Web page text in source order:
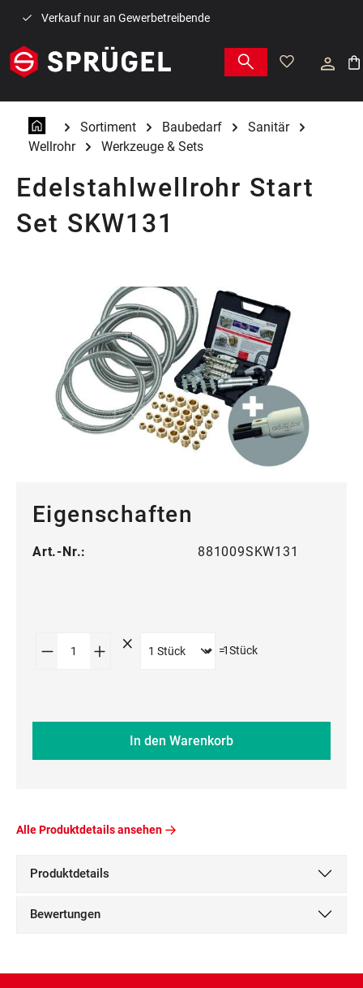
Zum Hauptinhalt springen
Verkauf nur an Gewerbetreibende
Sortiment Baubedarf
Sanitär
Wellrohr
Werkzeuge & Sets
Edelstahlwellrohr Start
Set SKW131
Bildergalerie überspringen
Eigenschaften
Art.-Nr.: 881009SKW131
Produkt Anzahl: Gib den gewünschten
=1Stück
In den Warenkorb
Alle Produktdetails ansehen
Produktdetails
Bewertungen